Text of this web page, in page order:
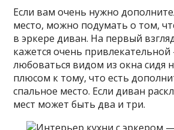
Если вам очень нужно
место, можно подумать о том,
в эркере диван. На первый
кажется очень
любоваться видом из окна сидя
плюсом к тому, что есть
спальное место. Если диван
мест может быть два и три.